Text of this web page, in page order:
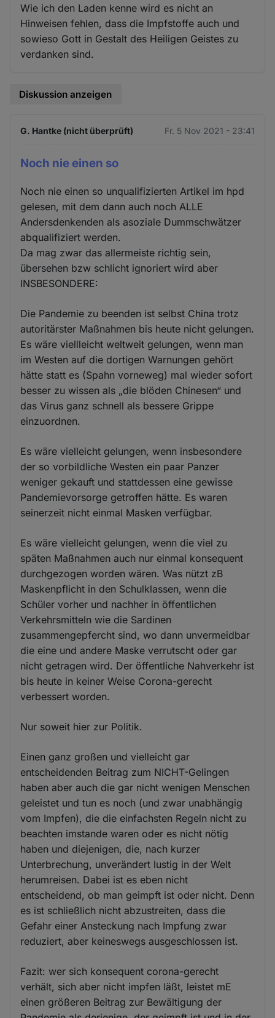
Wie ich den Laden kenne wird es nicht an
Hinweisen fehlen, dass die Impfstoffe auch und
sowieso Gott in Gestalt des Heiligen Geistes zu
verdanken sind.
Diskussion anzeigen
G. Hantke (nicht überprüft) Fr. 5 Nov 2021 - 23:41
Noch nie einen so
Noch nie einen so unqualifizierten Artikel im hpd
gelesen, mit dem dann auch noch ALLE
Andersdenkenden als asoziale Dummschwätzer
abqualifiziert werden.
Da mag zwar das allermeiste richtig sein,
übersehen bzw schlicht ignoriert wird aber
INSBESONDERE:
Die Pandemie zu beenden ist selbst China trotz
autoritärster Maßnahmen bis heute nicht gelungen.
Es wäre viellleicht weltweit gelungen, wenn man
im Westen auf die dortigen Warnungen gehört
hätte statt es (Spahn vorneweg) mal wieder sofort
besser zu wissen als „die blöden Chinesen“ und
das Virus ganz schnell als bessere Grippe
einzuordnen.
Es wäre vielleicht gelungen, wenn insbesondere
der so vorbildliche Westen ein paar Panzer
weniger gekauft und stattdessen eine gewisse
Pandemievorsorge getroffen hätte. Es waren
seinerzeit nicht einmal Masken verfügbar.
Es wäre vielleicht gelungen, wenn die viel zu
späten Maßnahmen auch nur einmal konsequent
durchgezogen worden wären. Was nützt zB
Maskenpflicht in den Schulklassen, wenn die
Schüler vorher und nachher in öffentlichen
Verkehrsmitteln wie die Sardinen
zusammengepfercht sind, wo dann unvermeidbar
die eine und andere Maske verrutscht oder gar
nicht getragen wird. Der öffentliche Nahverkehr ist
bis heute in keiner Weise Corona-gerecht
verbessert worden.
Nur soweit hier zur Politik.
Einen ganz großen und vielleicht gar
entscheidenden Beitrag zum NICHT-Gelingen
haben aber auch die gar nicht wenigen Menschen
geleistet und tun es noch (und zwar unabhängig
vom Impfen), die die einfachsten Regeln nicht zu
beachten imstande waren oder es nicht nötig
haben und diejenigen, die, nach kurzer
Unterbrechung, unverändert lustig in der Welt
herumreisen. Dabei ist es eben nicht
entscheidend, ob man geimpft ist oder nicht. Denn
es ist schließlich nicht abzustreiten, dass die
Gefahr einer Ansteckung nach Impfung zwar
reduziert, aber keineswegs ausgeschlossen ist.
Fazit: wer sich konsequent corona-gerecht
verhält, sich aber nicht impfen läßt, leistet mE
einen größeren Beitrag zur Bewältigung der